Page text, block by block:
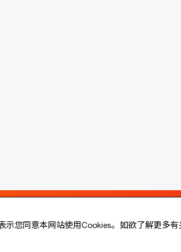
您同意本网站使用Cookies。如欲了解更多有